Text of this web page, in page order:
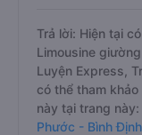
Trả lời: Hiện tại
Limousine
Luyện Express,
có thể tham
này tại trang này:
Phước - Bình Định